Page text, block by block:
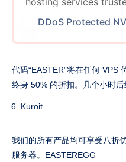
individuals and
VPS, web hosting, or
them.
代码“EASTER”将在任何 VPS
终身 50% 的折扣。几个小时后
Kuroit
我们的所有产品均可享受八折
服务器。EASTEREGG